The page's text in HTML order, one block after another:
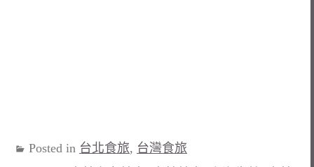
Posted in 台北食旅, 台灣食旅